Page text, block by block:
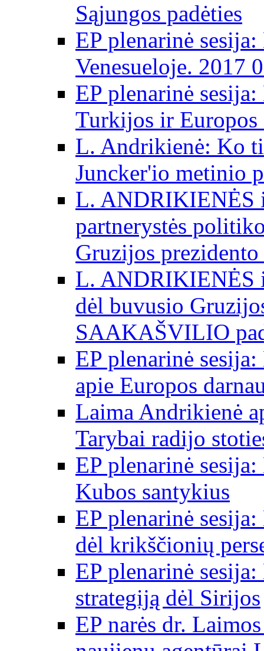
Sąjungos padėties
EP plenarinė
Venesueloje. 2017
EP plenarinė
Turkijos ir Europos
L. Andrikienė: Ko
Juncker'io metinio
L. ANDRIKIENĖS
partnerystės
Gruzijos
L. ANDRIKIENĖS
dėl buvusio
SAAKAŠVILIO
EP plenarinė
apie Europos
Laima Andrikienė
Tarybai radijo
EP plenarinė
Kubos santykius
EP plenarinė
dėl krikščionių
EP plenarinė
strategiją dėl Sirijos
EP narės dr.